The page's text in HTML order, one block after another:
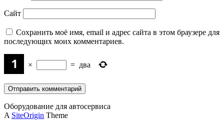
Сайт
Сохранить моё имя, email и адрес сайта в этом браузере для
последующих моих комментариев.
× = два
Оборудование для автосервиса
A SiteOrigin Theme